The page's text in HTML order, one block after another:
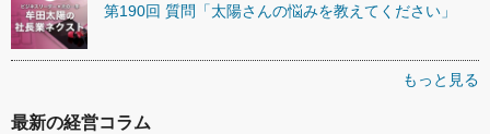
第190回 質問「太陽さんの悩みを教えてください」
もっと見る
最新の経営コラム